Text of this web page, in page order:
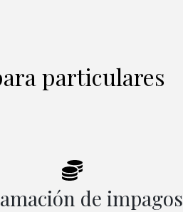
particulares
de impagos